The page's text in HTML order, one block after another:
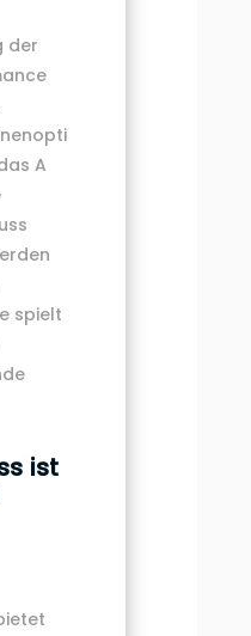
der
A
spielt
ist